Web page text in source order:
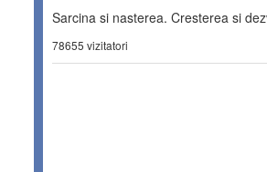
Sarcina si nasterea. Cresterea si
78655 vizitatori